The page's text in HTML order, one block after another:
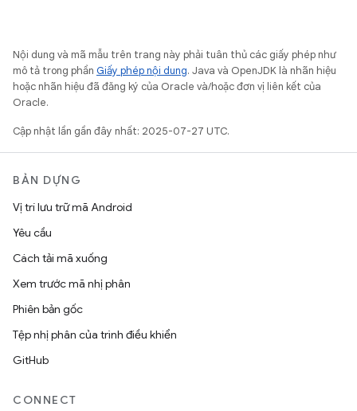
Nội dung và mã mẫu trên trang này phải tuân thủ các giấy phép như
mô tả trong phần Giấy phép nội dung. Java và OpenJDK là nhãn hiệu
hoặc nhãn hiệu đã đăng ký của Oracle và/hoặc đơn vị liên kết của
Oracle.
Cập nhật lần gần đây nhất: 2025-07-27 UTC.
BẢN DỰNG
Vị trí lưu trữ mã Android
Yêu cầu
Cách tải mã xuống
Xem trước mã nhị phân
Phiên bản gốc
Tệp nhị phân của trình điều khiển
GitHub
CONNECT